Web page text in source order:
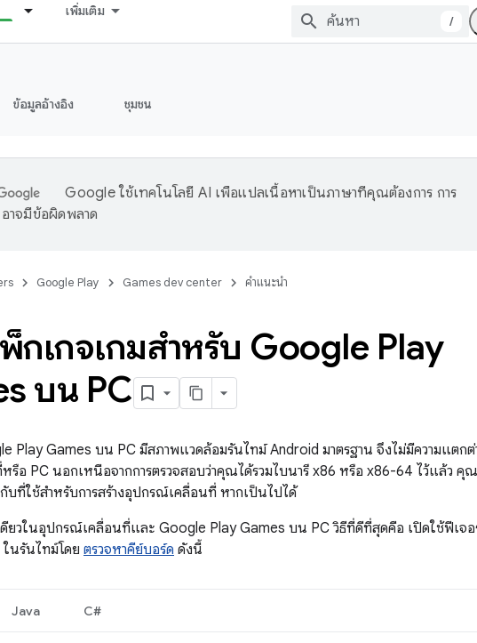
เพิ่มเติม
/
ข้อมูลอ้างอิง ชุมชน
Google ใช้เทคโนโลยี AI เพื่อแปลเนื้อหาเป็นภาษาที่คุณต้องการ การ
าจมีข้อผิดพลาด
Google Play Games dev center คำแนะนำ
กเกจเกมสำหรับ Google Play
บน PC
Play Games บน PC มีสภาพแวดล้อมรันไทม์ Android มาตรฐาน จึงไม่มีความแตกต่
อ PC นอกเหนือจากการตรวจสอบว่าคุณได้รวมไบนารี x86 หรือ x86-64 ไว้แล้ว คุณ
บที่ใช้สำหรับการสร้างอุปกรณ์เคลื่อนที่ หากเป็นไปได้
ยวในอุปกรณ์เคลื่อนที่และ Google Play Games บน PC วิธีที่ดีที่สุดคือ เปิดใช้ฟีเจ
นรันไทม์โดย ตรวจหาคีย์บอร์ด ดังนี้
Java C#